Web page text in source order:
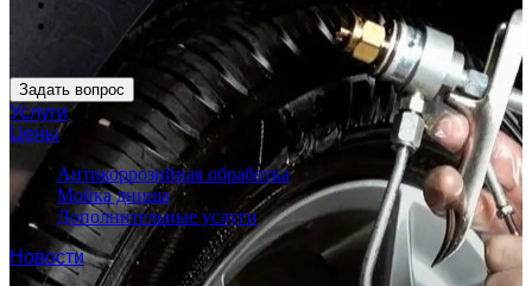
Задать вопрос
Услуги
Цены
Антикоррозийная обработка
Мойка днища
Дополнительные услуги
Новости